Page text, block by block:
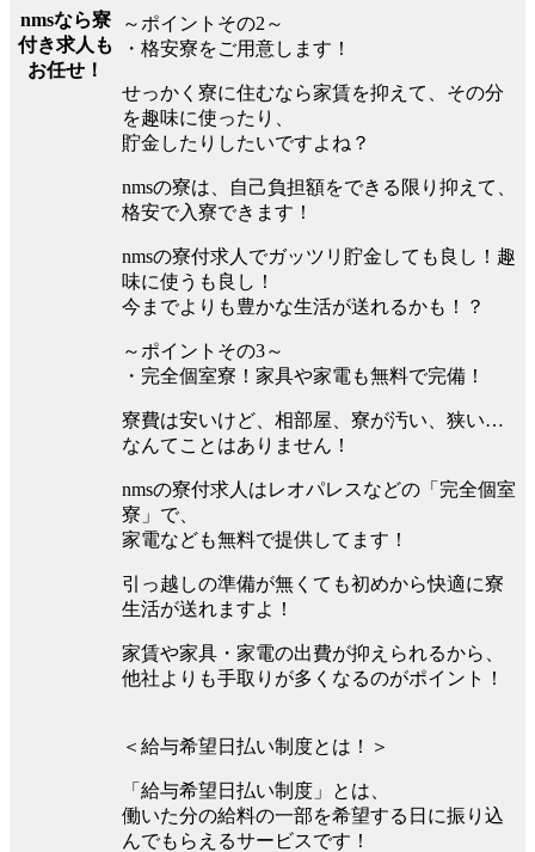
nmsなら寮
付き求人も
お任せ！
～ポイントその2～
・格安寮をご用意します！
せっかく寮に住むなら家賃を抑えて、その分
を趣味に使ったり、
貯金したりしたいですよね？
nmsの寮は、自己負担額をできる限り抑えて、
格安で入寮できます！
nmsの寮付求人でガッツリ貯金しても良し！趣
味に使うも良し！
今までよりも豊かな生活が送れるかも！？
～ポイントその3～
・完全個室寮！家具や家電も無料で完備！
寮費は安いけど、相部屋、寮が汚い、狭い…
なんてことはありません！
nmsの寮付求人はレオパレスなどの「完全個室
寮」で、
家電なども無料で提供してます！
引っ越しの準備が無くても初めから快適に寮
生活が送れますよ！
家賃や家具・家電の出費が抑えられるから、
他社よりも手取りが多くなるのがポイント！
＜給与希望日払い制度とは！＞
「給与希望日払い制度」とは、
働いた分の給料の一部を希望する日に振り込
んでもらえるサービスです！